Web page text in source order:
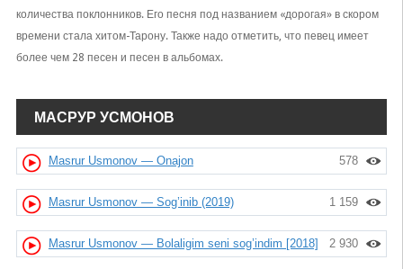
количества поклонников. Его песня под названием «дорогая» в скором
времени стала хитом-Тарону. Также надо отметить, что певец имеет
более чем 28 песен и песен в альбомах.
МАСРУР УСМОНОВ
578
Masrur Usmonov — Onajon
1 159
Masrur Usmonov — Sog’inib (2019)
2 930
Masrur Usmonov — Bolaligim seni sog’indim [2018]